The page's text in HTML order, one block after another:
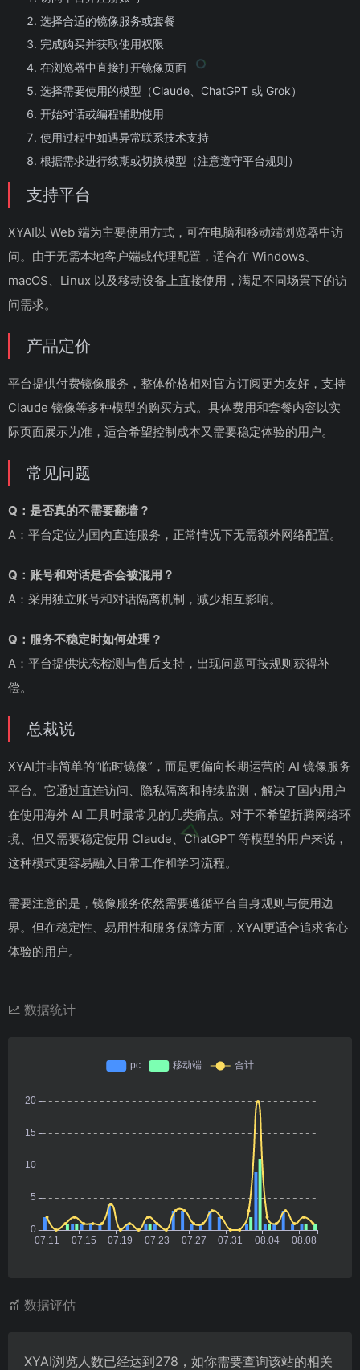
选择合适的镜像服务或套餐
完成购买并获取使用权限
在浏览器中直接打开镜像页面
选择需要使用的模型（Claude、ChatGPT 或 Grok）
开始对话或编程辅助使用
使用过程中如遇异常联系技术支持
根据需求进行续期或切换模型（注意遵守平台规则）
支持平台
XYAI以 Web 端为主要使用方式，可在电脑和移动端浏览器中访
问。由于无需本地客户端或代理配置，适合在 Windows、
macOS、Linux 以及移动设备上直接使用，满足不同场景下的访
问需求。
产品定价
平台提供付费镜像服务，整体价格相对官方订阅更为友好，支持
Claude 镜像等多种模型的购买方式。具体费用和套餐内容以实
际页面展示为准，适合希望控制成本又需要稳定体验的用户。
常见问题
Q：是否真的不需要翻墙？
A：平台定位为国内直连服务，正常情况下无需额外网络配置。
Q：账号和对话是否会被混用？
A：采用独立账号和对话隔离机制，减少相互影响。
Q：服务不稳定时如何处理？
A：平台提供状态检测与售后支持，出现问题可按规则获得补
偿。
总裁说
XYAI并非简单的“临时镜像”，而是更偏向长期运营的 AI 镜像服务
平台。它通过直连访问、隐私隔离和持续监测，解决了国内用户
在使用海外 AI 工具时最常见的几类痛点。对于不希望折腾网络环
境、但又需要稳定使用 Claude、ChatGPT 等模型的用户来说，
这种模式更容易融入日常工作和学习流程。
需要注意的是，镜像服务依然需要遵循平台自身规则与使用边
界。但在稳定性、易用性和服务保障方面，XYAI更适合追求省心
体验的用户。
数据统计
数据评估
XYAI浏览人数已经达到278，如你需要查询该站的相关